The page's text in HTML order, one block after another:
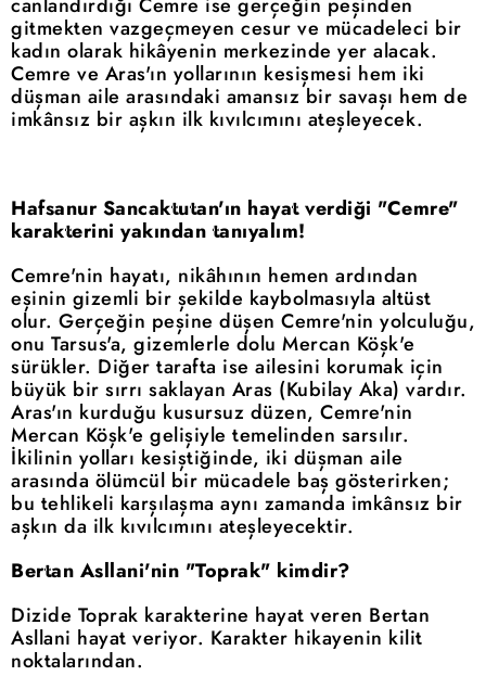
gitmekten vazgeçmeyen cesur ve mücadeleci bir
kadın olarak hikâyenin merkezinde yer alacak.
Cemre ve Aras'ın yollarının kesişmesi hem iki
düşman aile arasındaki amansız bir savaşı hem de
imkânsız bir aşkın ilk kıvılcımını ateşleyecek.
Hafsanur Sancaktutan'ın hayat verdiği "Cemre"
karakterini yakından tanıyalım!
Cemre'nin hayatı, nikâhının hemen ardından
eşinin gizemli bir şekilde kaybolmasıyla altüst
olur. Gerçeğin peşine düşen Cemre'nin yolculuğu,
onu Tarsus'a, gizemlerle dolu Mercan Köşk'e
sürükler. Diğer tarafta ise ailesini korumak için
büyük bir sırrı saklayan Aras (Kubilay Aka) vardır.
Aras'ın kurduğu kusursuz düzen, Cemre'nin
Mercan Köşk'e gelişiyle temelinden sarsılır.
İkilinin yolları kesiştiğinde, iki düşman aile
arasında ölümcül bir mücadele baş gösterirken;
bu tehlikeli karşılaşma aynı zamanda imkânsız bir
aşkın da ilk kıvılcımını ateşleyecektir.
Bertan Asllani'nin "Toprak" kimdir?
Dizide Toprak karakterine hayat veren Bertan
Asllani hayat veriyor. Karakter hikayenin kilit
noktalarından.